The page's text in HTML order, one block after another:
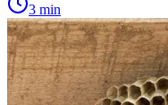
3 min